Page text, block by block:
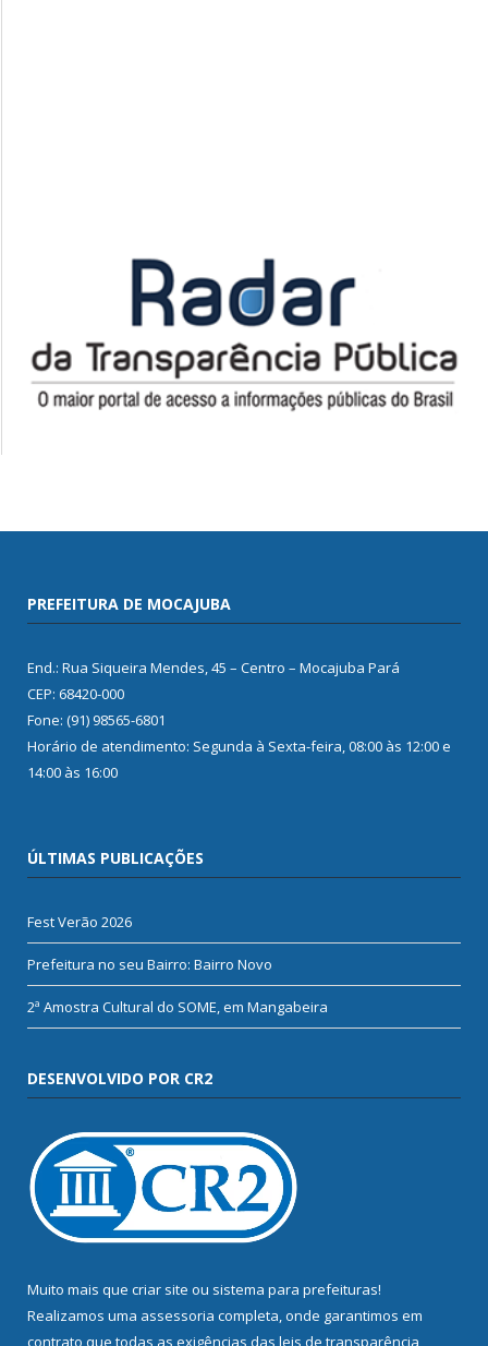
PREFEITURA DE MOCAJUBA
End.: Rua Siqueira Mendes, 45 – Centro – Mocajuba Pará
CEP: 68420-000
Fone: (91) 98565-6801
Horário de atendimento: Segunda à Sexta-feira, 08:00 às 12:00 e
14:00 às 16:00
ÚLTIMAS PUBLICAÇÕES
Fest Verão 2026
Prefeitura no seu Bairro: Bairro Novo
2ª Amostra Cultural do SOME, em Mangabeira
DESENVOLVIDO POR CR2
Muito mais que criar site ou sistema para prefeituras!
Realizamos uma assessoria completa, onde garantimos em
contrato que todas as exigências das leis de transparência